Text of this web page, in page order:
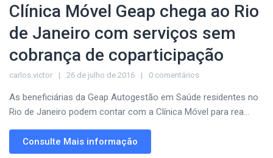
Clínica Móvel Geap chega ao Rio
de Janeiro com serviços sem
cobrança de coparticipação
carlos.victor 26 de julho de 2016 0 comentários
As beneficiárias da Geap Autogestão em Saúde residentes no
Rio de Janeiro podem contar com a Clínica Móvel para rea...
Consulte Mais informação